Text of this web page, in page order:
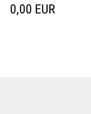
0,00 EUR